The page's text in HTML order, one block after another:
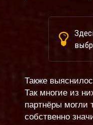
Также
Так многие из
партнёры могли
собственно